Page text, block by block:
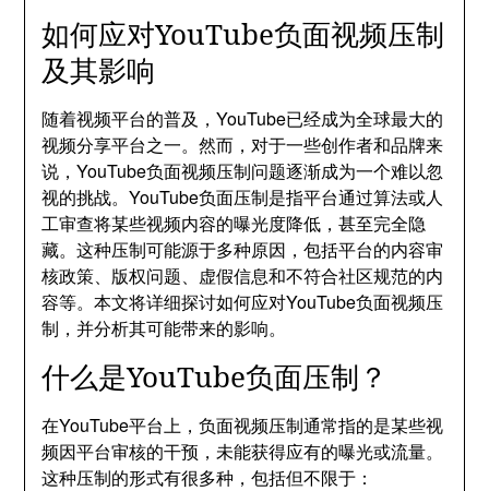
如何应对YouTube负面视频压制
及其影响
随着视频平台的普及，YouTube已经成为全球最大的
视频分享平台之一。然而，对于一些创作者和品牌来
说，YouTube负面视频压制问题逐渐成为一个难以忽
视的挑战。YouTube负面压制是指平台通过算法或人
工审查将某些视频内容的曝光度降低，甚至完全隐
藏。这种压制可能源于多种原因，包括平台的内容审
核政策、版权问题、虚假信息和不符合社区规范的内
容等。本文将详细探讨如何应对YouTube负面视频压
制，并分析其可能带来的影响。
什么是YouTube负面压制？
在YouTube平台上，负面视频压制通常指的是某些视
频因平台审核的干预，未能获得应有的曝光或流量。
这种压制的形式有很多种，包括但不限于：